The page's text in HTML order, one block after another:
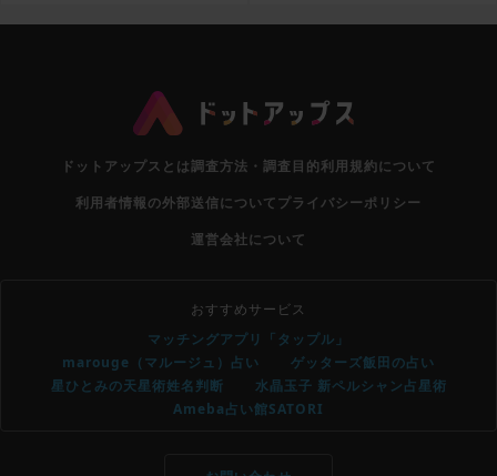
ドットアップスとは調査方法・調査目的利用規約について
利用者情報の外部送信についてプライバシーポリシー
運営会社について
おすすめサービス
マッチングアプリ「タップル」
marouge（マルージュ）占い
ゲッターズ飯田の占い
星ひとみの天星術姓名判断
水晶玉子 新ペルシャン占星術
Ameba占い館SATORI